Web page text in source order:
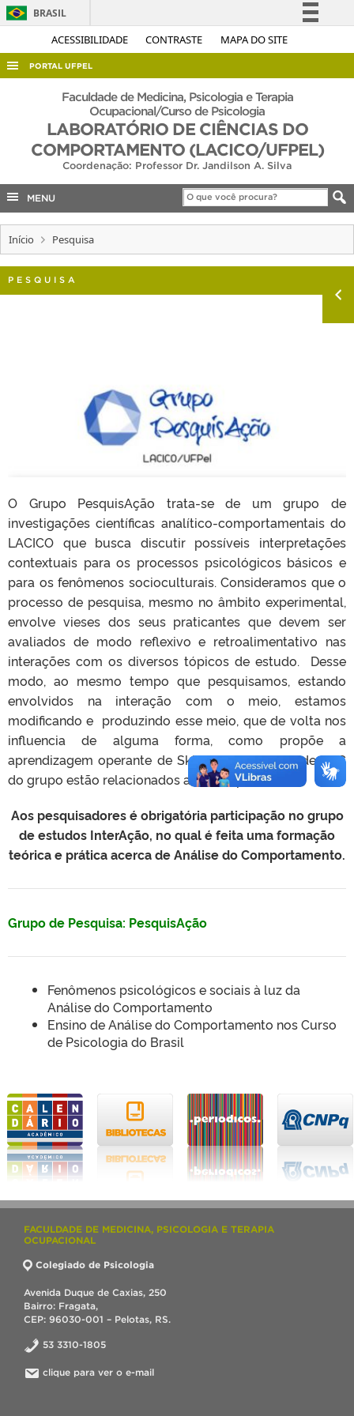
ACESSIBILIDADE CONTRASTE MAPA DO SITE
BRASIL
Simplifique!
Acesso à informação
Legislação
Canais
PORTAL UFPEL
ACESSO À INFORMAÇÃO
COBALTO
EDITAIS
INTERNACIONAL
OUVIDORIA
PORTARIAS
Faculdade de Medicina, Psicologia e Terapia
Ocupacional/Curso de Psicologia
LABORATÓRIO DE CIÊNCIAS DO
COMPORTAMENTO (LACICO/UFPEL)
Coordenação: Professor Dr. Jandilson A. Silva
MENU
Início Pesquisa
PESQUISA
O Grupo PesquisAção trata-se de um grupo de
investigações científicas analítico-comportamentais do
LACICO que busca discutir possíveis interpretações
contextuais para os processos psicológicos básicos e
para os fenômenos socioculturais. Consideramos que o
processo de pesquisa, mesmo no âmbito experimental,
envolve vieses dos seus praticantes que devem ser
avaliados de modo reflexivo e retroalimentativo nas
interações com os diversos tópicos de estudo. Desse
modo, ao mesmo tempo que pesquisamos, estando
envolvidos na interação com o meio, estamos
modificando e produzindo esse meio, que de volta nos
influencia de alguma forma, como propõe a
aprendizagem operante de Skinner. Os estudos de TCC
do grupo estão relacionados a esse tópico.
Aos pesquisadores é obrigatória participação no grupo
de estudos InterAção, no qual é feita uma formação
teórica e prática acerca de Análise do Comportamento.
Grupo de Pesquisa: PesquisAção
Fenômenos psicológicos e sociais à luz da
Análise do Comportamento
Ensino de Análise do Comportamento nos Curso
de Psicologia do Brasil
FACULDADE DE MEDICINA, PSICOLOGIA E TERAPIA
OCUPACIONAL
Colegiado de Psicologia
Avenida Duque de Caxias, 250
Bairro: Fragata,
CEP: 96030-001 – Pelotas, RS.
53 3310-1805
clique para ver o e-mail